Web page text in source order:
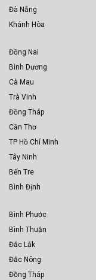
Đà Nẵng
Khánh Hòa
Đồng Nai
Bình Dương
Cà Mau
Trà Vinh
Đồng Tháp
Cần Thơ
TP Hồ Chí Minh
Tây Ninh
Bến Tre
Bình Định
Bình Phước
Bình Thuận
Đắc Lắk
Đắc Nông
Đồng Tháp